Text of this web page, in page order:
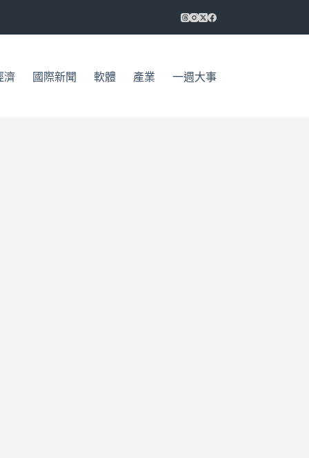
濟 國際新聞 軟體 產業 一週大事